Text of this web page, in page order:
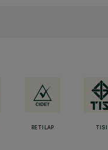
RETILAP TISI